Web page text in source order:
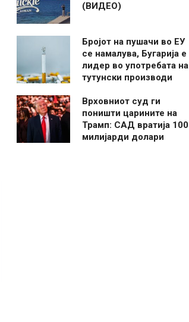
(ВИДЕО)
Бројот на пушачи во ЕУ
се намалува, Бугарија е
лидер во употребата на
тутунски производи
Врховниот суд ги
поништи царините на
Трамп: САД вратија 100
милијарди долари